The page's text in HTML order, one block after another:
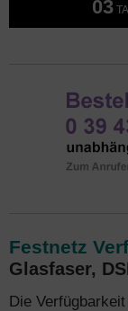
03
Festnetz
Glasfaser,
Die